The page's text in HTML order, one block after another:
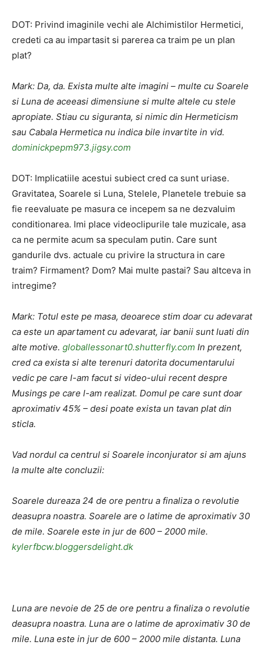
DOT: Privind imaginile vechi ale Alchimistilor Hermetici,
credeti ca au impartasit si parerea ca traim pe un plan
plat?
Mark: Da, da. Exista multe alte imagini – multe cu Soarele
si Luna de aceeasi dimensiune si multe altele cu stele
apropiate. Stiau cu siguranta, si nimic din Hermeticism
sau Cabala Hermetica nu indica bile invartite in vid.
dominickpepm973.jigsy.com
DOT: Implicatiile acestui subiect cred ca sunt uriase.
Gravitatea, Soarele si Luna, Stelele, Planetele trebuie sa
fie reevaluate pe masura ce incepem sa ne dezvaluim
conditionarea. Imi place videoclipurile tale muzicale, asa
ca ne permite acum sa speculam putin. Care sunt
gandurile dvs. actuale cu privire la structura in care
traim? Firmament? Dom? Mai multe pastai? Sau altceva in
intregime?
Mark: Totul este pe masa, deoarece stim doar cu adevarat
ca este un apartament cu adevarat, iar banii sunt luati din
alte motive. globallessonart0.shutterfly.com In prezent,
cred ca exista si alte terenuri datorita documentarului
vedic pe care l-am facut si video-ului recent despre
Musings pe care l-am realizat. Domul pe care sunt doar
aproximativ 45% – desi poate exista un tavan plat din
sticla.
Vad nordul ca centrul si Soarele inconjurator si am ajuns
la multe alte concluzii:
Soarele dureaza 24 de ore pentru a finaliza o revolutie
deasupra noastra. Soarele are o latime de aproximativ 30
de mile. Soarele este in jur de 600 – 2000 mile.
kylerfbcw.bloggersdelight.dk
Luna are nevoie de 25 de ore pentru a finaliza o revolutie
deasupra noastra. Luna are o latime de aproximativ 30 de
mile. Luna este in jur de 600 – 2000 mile distanta. Luna